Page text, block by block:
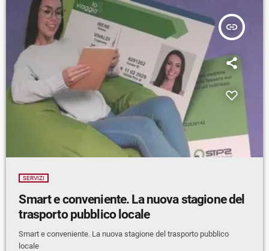
insert_link
SERVIZI
Smart e conveniente. La nuova stagione del
trasporto pubblico locale
Smart e conveniente. La nuova stagione del trasporto pubblico
locale